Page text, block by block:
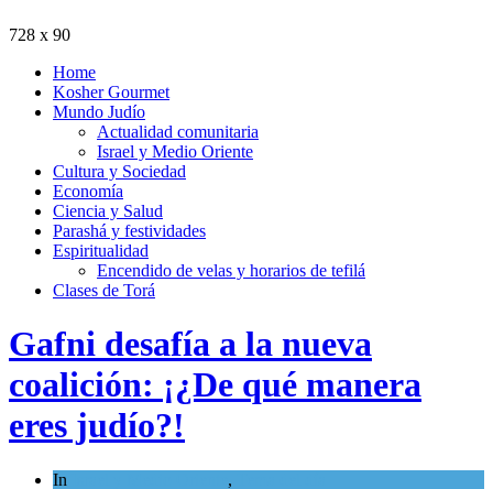
728 x 90
Home
Kosher Gourmet
Mundo Judío
Actualidad comunitaria
Israel y Medio Oriente
Cultura y Sociedad
Economía
Ciencia y Salud
Parashá y festividades
Espiritualidad
Encendido de velas y horarios de tefilá
Clases de Torá
Gafni desafía a la nueva
coalición: ¡¿De qué manera
eres judío?!
In ,